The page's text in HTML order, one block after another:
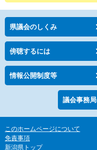
県議会のしくみ
傍聴するには
情報公開制度等
議会事務局
このホームページについて
免責事項
新潟県トップ